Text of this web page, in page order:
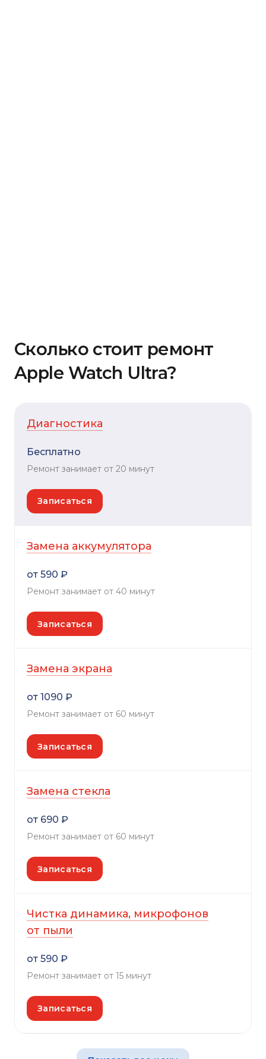
Сколько стоит ремонт
Apple Watch Ultra?
Диагностика
Бесплатно
Ремонт занимает от 20 минут
Записаться
Замена аккумулятора
от 590 ₽
Ремонт занимает от 40 минут
Записаться
Замена экрана
от 1090 ₽
Ремонт занимает от 60 минут
Записаться
Замена стекла
от 690 ₽
Ремонт занимает от 60 минут
Записаться
Чистка динамика, микрофонов
от пыли
от 590 ₽
Ремонт занимает от 15 минут
Записаться